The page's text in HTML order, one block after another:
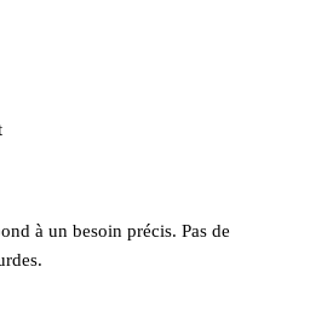
à un besoin précis. Pas de